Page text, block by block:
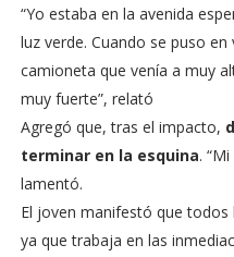
“Yo estaba en la avenida
luz verde. Cuando se puso
camioneta que venía a muy
muy fuerte”, relató
Agregó que, tras el impacto,
terminar en la esquina.
lamentó.
El joven manifestó que
ya que trabaja en las